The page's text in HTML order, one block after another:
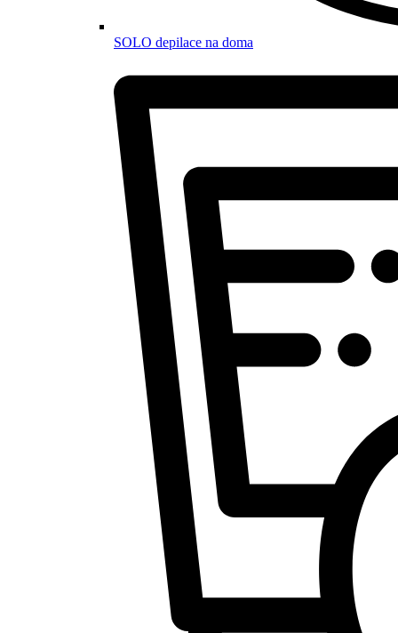
SOLO depilace na doma